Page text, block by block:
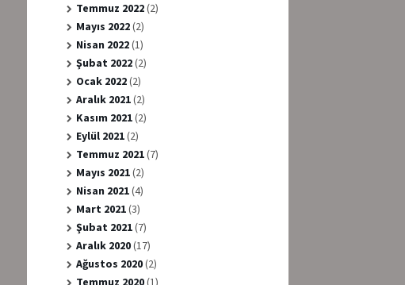
Temmuz 2022(2)
Mayıs 2022(2)
Nisan 2022(1)
Şubat 2022(2)
Ocak 2022(2)
Aralık 2021(2)
Kasım 2021(2)
Eylül 2021(2)
Temmuz 2021(7)
Mayıs 2021(2)
Nisan 2021(4)
Mart 2021(3)
Şubat 2021(7)
Aralık 2020(17)
Ağustos 2020(2)
Temmuz 2020(1)